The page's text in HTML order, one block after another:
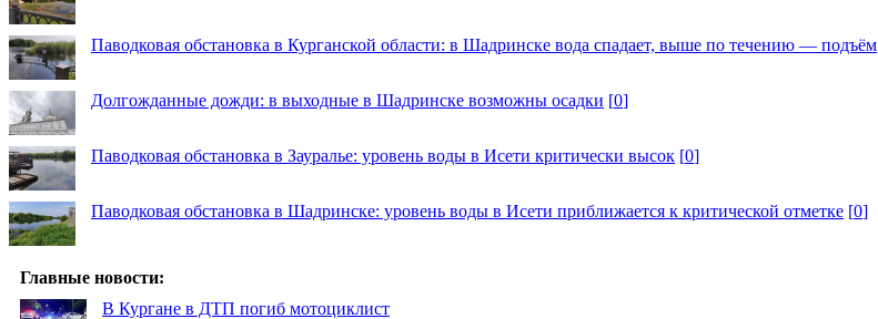
Паводковая обстановка в Курганской области: в Шадринске вода спадает, выше по течению — подъём
Долгожданные дожди: в выходные в Шадринске возможны осадки [0]
Паводковая обстановка в Зауралье: уровень воды в Исети критически высок [0]
Паводковая обстановка в Шадринске: уровень воды в Исети приближается к критической отметке [0]
Главные новости:
В Кургане в ДТП погиб мотоциклист